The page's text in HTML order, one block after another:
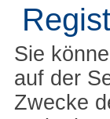
Sie
auf der
Zwecke